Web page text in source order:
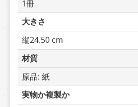
1冊
大きさ
縦24.50 cm
材質
原品: 紙
実物か複製か